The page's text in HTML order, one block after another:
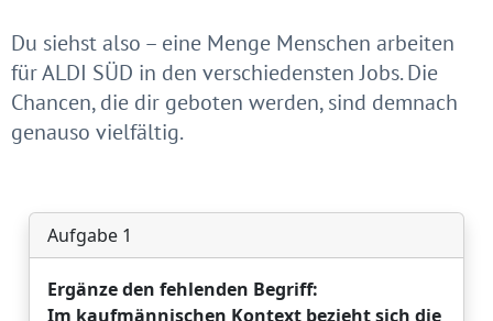
Du siehst also – eine Menge Menschen arbeiten
für ALDI SÜD in den verschiedensten Jobs. Die
Chancen, die dir geboten werden, sind demnach
genauso vielfältig.